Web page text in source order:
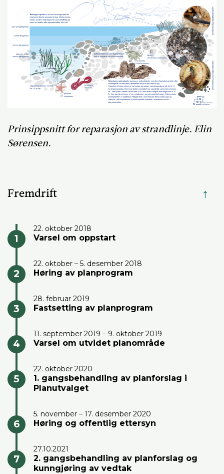
Prinsippsnitt for reparasjon av strandlinje. Elin
Sørensen.
↑
Fremdrift
22. oktober 2018
Varsel om oppstart
22. oktober – 5. desember 2018
Høring av planprogram
28. februar 2019
Fastsetting av planprogram
11. september 2019 – 9. oktober 2019
Varsel om utvidet planområde
22. oktober 2020
1. gangsbehandling av planforslag i
Planutvalget
5. november – 17. desember 2020
Høring og offentlig ettersyn
27.10.2021
2. gangsbehandling av planforslag og
kunngjøring av vedtak